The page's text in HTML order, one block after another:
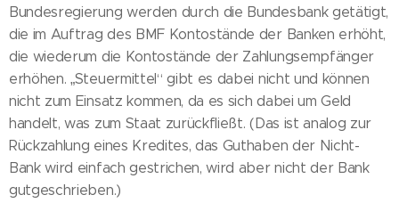
Bundesregierung werden durch die Bundesbank getätigt,
die im Auftrag des BMF Kontostände der Banken erhöht,
die wiederum die Kontostände der Zahlungsempfänger
erhöhen. „Steuermittel“ gibt es dabei nicht und können
nicht zum Einsatz kommen, da es sich dabei um Geld
handelt, was zum Staat zurückfließt. (Das ist analog zur
Rückzahlung eines Kredites, das Guthaben der Nicht-
Bank wird einfach gestrichen, wird aber nicht der Bank
gutgeschrieben.)